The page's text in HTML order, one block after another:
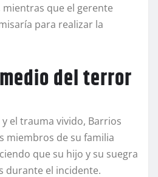
que el gerente
para realizar la
del terror
el trauma vivido, Barrios
miembros de su familia
que su hijo y su suegra
durante el incidente.